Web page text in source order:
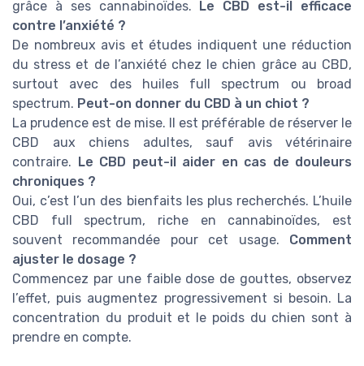
grâce à ses cannabinoïdes. Le CBD est-il efficace
contre l’anxiété ?
De nombreux avis et études indiquent une réduction
du stress et de l’anxiété chez le chien grâce au CBD,
surtout avec des huiles full spectrum ou broad
spectrum. Peut-on donner du CBD à un chiot ?
La prudence est de mise. Il est préférable de réserver le
CBD aux chiens adultes, sauf avis vétérinaire
contraire. Le CBD peut-il aider en cas de douleurs
chroniques ?
Oui, c’est l’un des bienfaits les plus recherchés. L’huile
CBD full spectrum, riche en cannabinoïdes, est
souvent recommandée pour cet usage. Comment
ajuster le dosage ?
Commencez par une faible dose de gouttes, observez
l’effet, puis augmentez progressivement si besoin. La
concentration du produit et le poids du chien sont à
prendre en compte.